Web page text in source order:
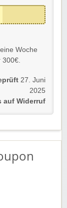
Woche
sicher.
27. Juni
2025
auf Widerruf